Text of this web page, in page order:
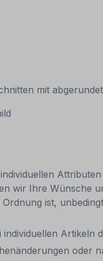
mit
wir Ihre Wünsche
ist,
individuellen
oder